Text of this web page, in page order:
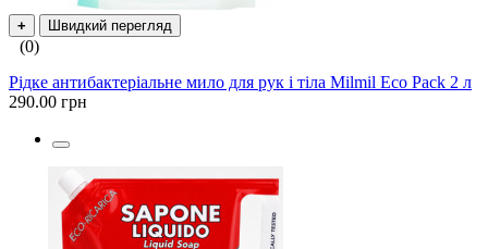
+ Швидкий перегляд
(0)
Рідке антибактеріальне мило для рук і тіла Milmil Eco Pack 2 л
290.00 грн